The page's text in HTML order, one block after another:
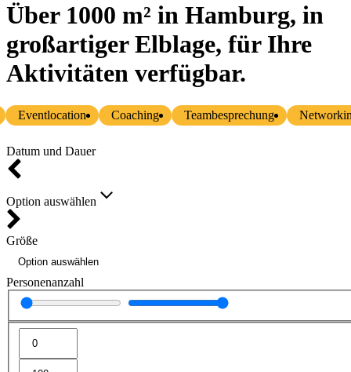
Über 1000 m² in Hamburg, in
großartiger Elblage, für Ihre
Aktivitäten verfügbar.
Eventlocation Coaching Teambesprechung
Datum und Dauer
Option auswählen
Größe
Personenanzahl